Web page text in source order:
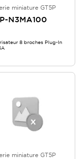
miniature GT5P
N3MA100
8 broches Plug-In
miniature GT5P